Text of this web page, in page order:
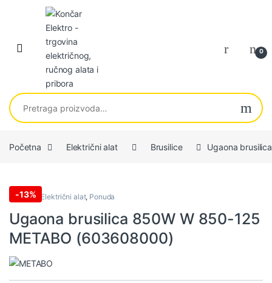
Skip to navigation
Skip to content
0
Pretraga za:
Početna Električni alat Brusilice Ugaona
-13%
Brusilice Električni alat, Ponuda
Ugaona brusilica 850W W 850-125
METABO (603608000)